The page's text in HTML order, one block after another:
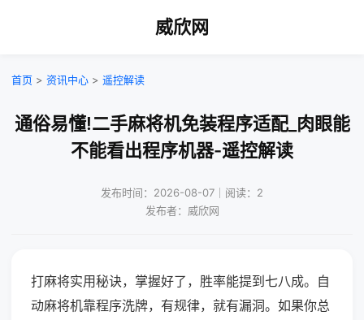
威欣网
首页 > 资讯中心 > 遥控解读
通俗易懂!二手麻将机免装程序适配_肉眼能
不能看出程序机器-遥控解读
发布时间：2026-08-07｜阅读：2
发布者：威欣网
打麻将实用秘诀，掌握好了，胜率能提到七八成。自
动麻将机靠程序洗牌，有规律，就有漏洞。如果你总